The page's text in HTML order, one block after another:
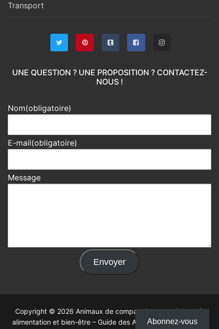
Transport
UNE QUESTION ? UNE PROPOSITION ? CONTACTEZ-
NOUS !
Nom(obligatoire)
E-mail(obligatoire)
Message
Envoyer
Copyright © 2026 Animaux de compagnie : conseils santé,
alimentation et bien-être – Guide des Animaux – Propulsé par
Abonnez-vous